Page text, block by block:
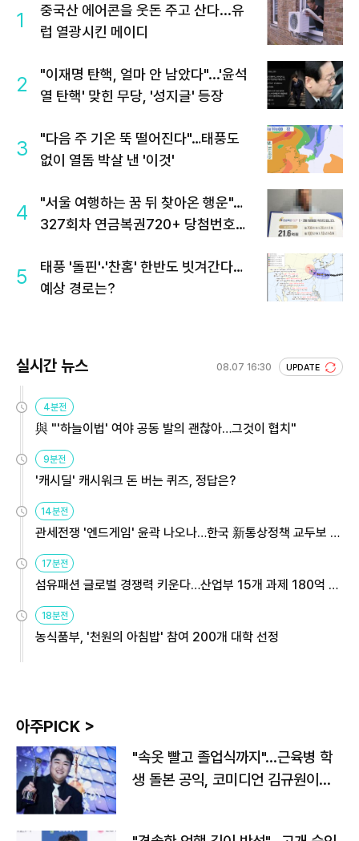
1
중국산 에어콘을 웃돈 주고 산다...유
럽 열광시킨 메이디
2
"이재명 탄핵, 얼마 안 남았다"...'윤석
열 탄핵' 맞힌 무당, '성지글' 등장
3
"다음 주 기온 뚝 떨어진다"…태풍도
없이 열돔 박살 낸 '이것'
4
"서울 여행하는 꿈 뒤 찾아온 행운"…
327회차 연금복권720+ 당첨번호조
5
태풍 '돌핀'·'찬홈' 한반도 빗겨간다…
예상 경로는?
실시간 뉴스 08.07 16:30 UPDATE
4분전
與 "'하늘이법' 여야 공동 발의 괜찮아…그것이 협치"
9분전
'캐시딜' 캐시워크 돈 버는 퀴즈, 정답은?
14분전
관세전쟁 '엔드게임' 윤곽 나오나…한국 新통상정책 교두보 활
17분전
섬유패션 글로벌 경쟁력 키운다…산업부 15개 과제 180억 지
18분전
농식품부, '천원의 아침밥' 참여 200개 대학 선정
아주PICK >
"속옷 빨고 졸업식까지"…근육병 학
생 돌본 공익, 코미디언 김규원이었